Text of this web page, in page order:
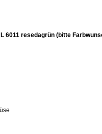
6011 resedagrün (bitte